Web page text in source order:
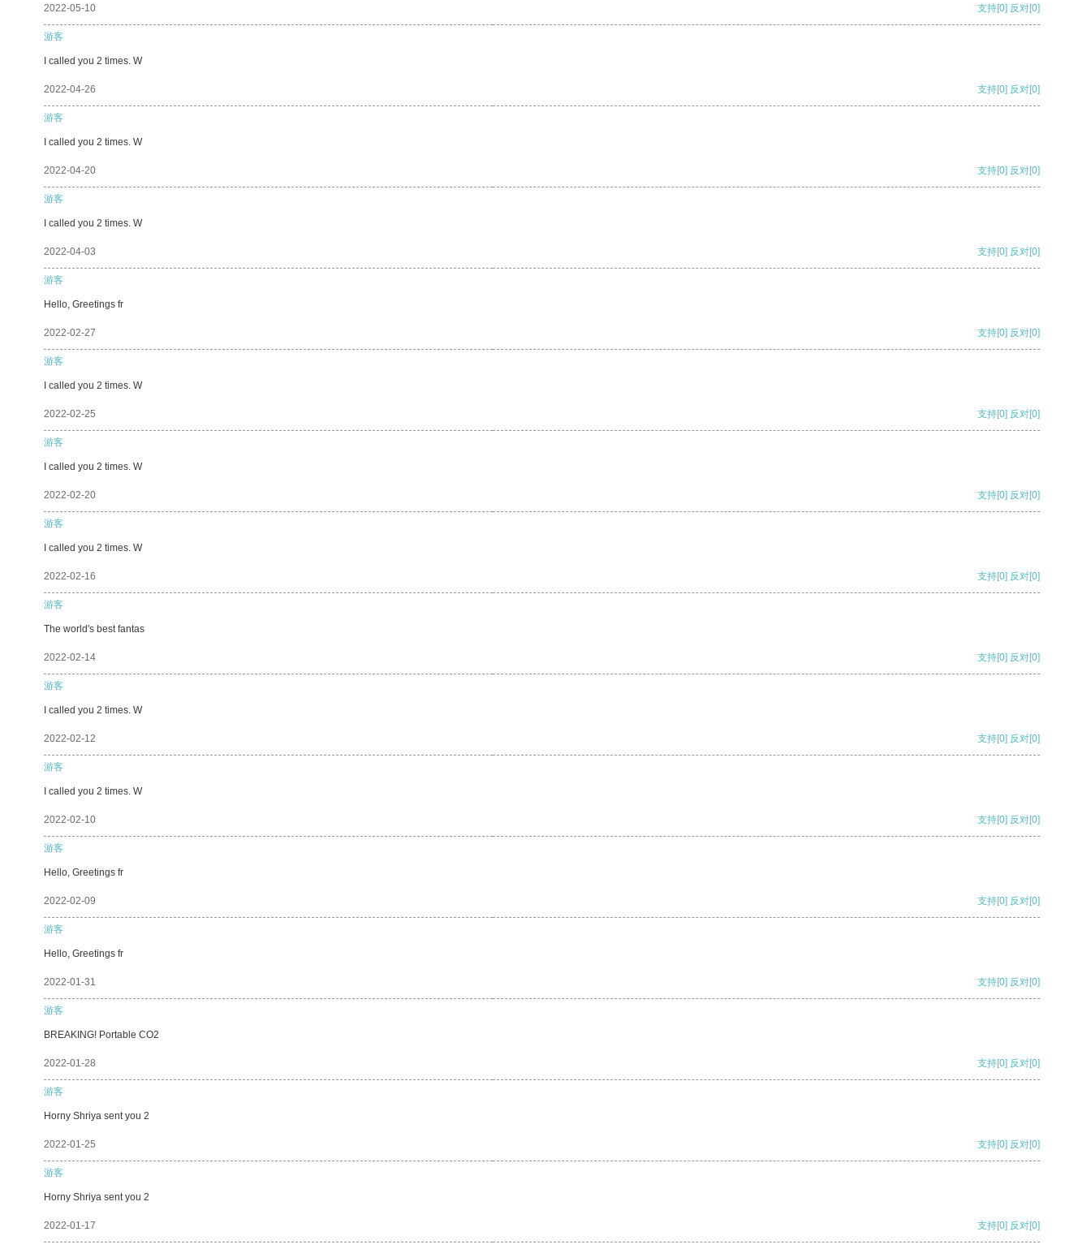
2022-05-10 支持[0] 反对[0]
游客
I called you 2 times. W
2022-04-26 支持[0] 反对[0]
游客
I called you 2 times. W
2022-04-20 支持[0] 反对[0]
游客
I called you 2 times. W
2022-04-03 支持[0] 反对[0]
游客
Hello, Greetings fr
2022-02-27 支持[0] 反对[0]
游客
I called you 2 times. W
2022-02-25 支持[0] 反对[0]
游客
I called you 2 times. W
2022-02-20 支持[0] 反对[0]
游客
I called you 2 times. W
2022-02-16 支持[0] 反对[0]
游客
The world's best fantas
2022-02-14 支持[0] 反对[0]
游客
I called you 2 times. W
2022-02-12 支持[0] 反对[0]
游客
I called you 2 times. W
2022-02-10 支持[0] 反对[0]
游客
Hello, Greetings fr
2022-02-09 支持[0] 反对[0]
游客
Hello, Greetings fr
2022-01-31 支持[0] 反对[0]
游客
BREAKING! Portable CO2
2022-01-28 支持[0] 反对[0]
游客
Horny Shriya sent you 2
2022-01-25 支持[0] 反对[0]
游客
Horny Shriya sent you 2
2022-01-17 支持[0] 反对[0]